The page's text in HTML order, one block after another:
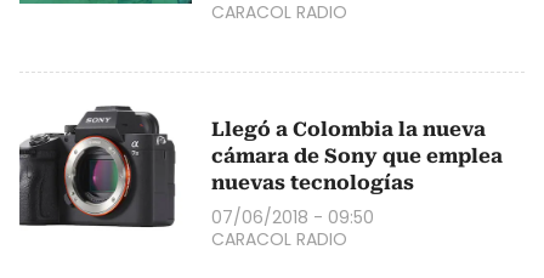
CARACOL RADIO
Llegó a Colombia la nueva
cámara de Sony que emplea
nuevas tecnologías
07/06/2018 - 09:50
CARACOL RADIO